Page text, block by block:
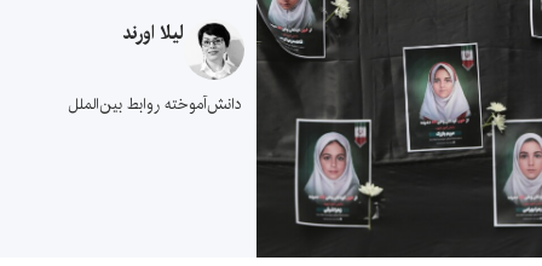
لیلا اورند
دانش‌آموخته روابط بین‌الملل